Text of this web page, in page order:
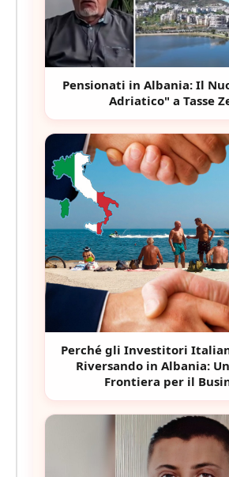
Pensionati in Albania: Il
Adriatico" a Tasse
Perché gli Investitori
Riversando in Albania:
Frontiera per il